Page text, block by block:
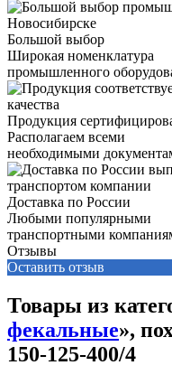
Большой выбор
Широкая номенклатура
промышленного
Продукция
Располагаем всеми
необходимыми
Доставка по России
Любыми популярными
транспортными
Отзывы
Оставить отзыв
Товары из
фекальные»,
150-125-400/4